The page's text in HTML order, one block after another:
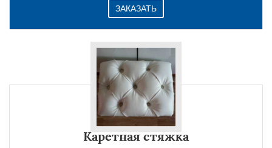
ЗАКАЗАТЬ
Каретная стяжка